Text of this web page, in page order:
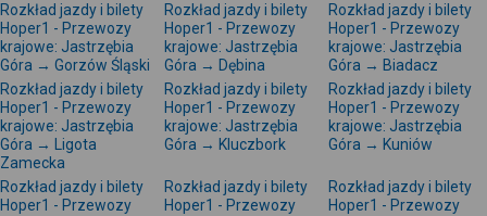
Rozkład jazdy i bilety
Hoper1 - Przewozy
krajowe: Jastrzębia
Góra → Gorzów Śląski
Rozkład jazdy i bilety
Hoper1 - Przewozy
krajowe: Jastrzębia
Góra → Dębina
Rozkład jazdy i bilety
Hoper1 - Przewozy
krajowe: Jastrzębia
Góra → Biadacz
Rozkład jazdy i bilety
Hoper1 - Przewozy
krajowe: Jastrzębia
Góra → Ligota
Zamecka
Rozkład jazdy i bilety
Hoper1 - Przewozy
krajowe: Jastrzębia
Góra → Kluczbork
Rozkład jazdy i bilety
Hoper1 - Przewozy
krajowe: Jastrzębia
Góra → Kuniów
Rozkład jazdy i bilety
Hoper1 - Przewozy
Rozkład jazdy i bilety
Hoper1 - Przewozy
Rozkład jazdy i bilety
Hoper1 - Przewozy